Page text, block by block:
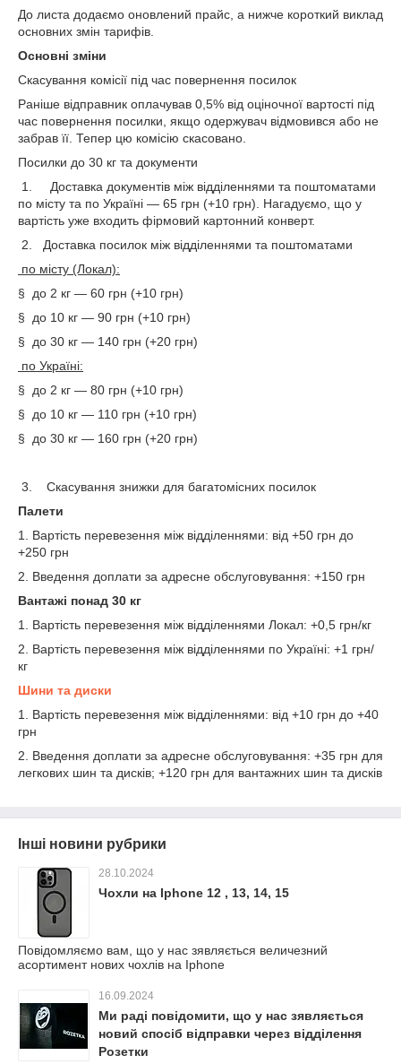
До листа додаємо оновлений прайс, а нижче короткий виклад
основних змін тарифів.
Основні зміни
Скасування комісії під час повернення посилок
Раніше відправник оплачував 0,5% від оціночної вартості під
час повернення посилки, якщо одержувач відмовився або не
забрав її. Тепер цю комісію скасовано.
Посилки до 30 кг та документи
1. Доставка документів між відділеннями та поштоматами
по місту та по Україні — 65 грн (+10 грн). Нагадуємо, що у
вартість уже входить фірмовий картонний конверт.
2. Доставка посилок між відділеннями та поштоматами
по місту (Локал):
§ до 2 кг — 60 грн (+10 грн)
§ до 10 кг — 90 грн (+10 грн)
§ до 30 кг — 140 грн (+20 грн)
по Україні:
§ до 2 кг — 80 грн (+10 грн)
§ до 10 кг — 110 грн (+10 грн)
§ до 30 кг — 160 грн (+20 грн)
3. Скасування знижки для багатомісних посилок
Палети
1. Вартість перевезення між відділеннями: від +50 грн до
+250 грн
2. Введення доплати за адресне обслуговування: +150 грн
Вантажі понад 30 кг
1. Вартість перевезення між відділеннями Локал: +0,5 грн/кг
2. Вартість перевезення між відділеннями по Україні: +1 грн/
кг
Шини та диски
1. Вартість перевезення між відділеннями: від +10 грн до +40
грн
2. Введення доплати за адресне обслуговування: +35 грн для
легкових шин та дисків; +120 грн для вантажних шин та дисків
Інші новини рубрики
28.10.2024
Чохли на Iphone 12 , 13, 14, 15
Повідомляємо вам, що у нас зявляється величезний
асортимент нових чохлів на Iphone
16.09.2024
Ми раді повідомити, що у нас зявляється
новий спосіб відправки через відділення
Розетки